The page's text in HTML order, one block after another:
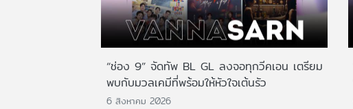
“ช่อง 9” จัดทัพ BL GL ลงจอทุกวีคเอน เตรียม
พบกับมวลเคมีที่พร้อมให้หัวใจเต้นรัว
6 สิงหาคม 2026